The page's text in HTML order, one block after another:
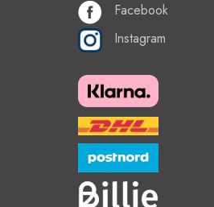
Facebook
Instagram